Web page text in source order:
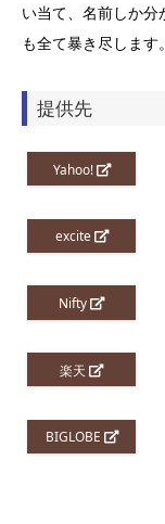
い当て、名前しか
も全て暴き尽します。
提供先
Yahoo!
excite
Nifty
楽天
BIGLOBE